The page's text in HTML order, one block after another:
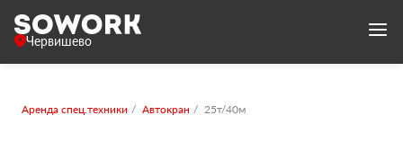
Червишево
Аренда спец.техники Автокран 25т/40м